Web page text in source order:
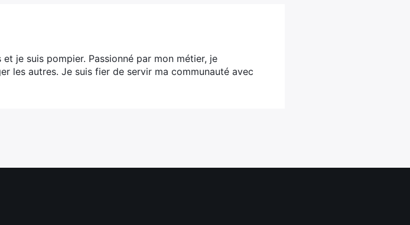
je suis pompier. Passionné par mon métier, je
les autres. Je suis fier de servir ma communauté avec